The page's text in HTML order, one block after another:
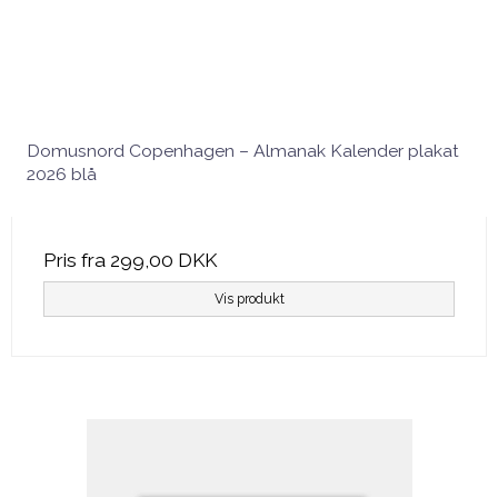
Domusnord Copenhagen – Almanak Kalender plakat
2026 blå
Pris fra 299,00 DKK
Vis produkt